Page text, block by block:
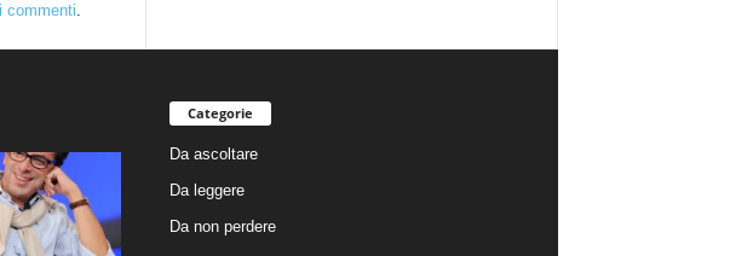
commenti.
Categorie
Da ascoltare
Da leggere
Da non perdere